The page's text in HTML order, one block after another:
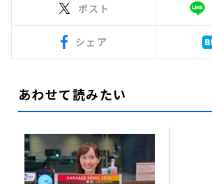
ポスト
シェア
あわせて読みたい